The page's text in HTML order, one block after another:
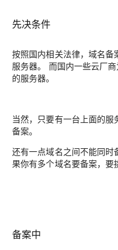
先决条件
按照国内相关法律，域名备
服务器。
而国内一些云厂
的服务器。
当然，只要有一台上面的
备案。
还有一点域名之间不能同
果你有多个域名要备案，要
备案中